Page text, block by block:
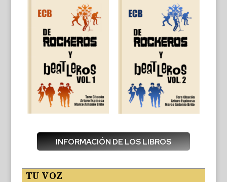
INFORMACIÓN DE LOS LIBROS
TU VOZ